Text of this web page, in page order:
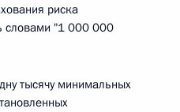
риска
словами "1 000 000
тысячу минимальных